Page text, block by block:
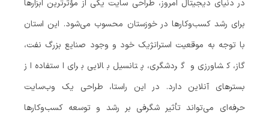
در دنیای دیجیتال امروز، طراحی سایت یکی از مؤثرترین ابزارها
برای رشد کسب‌وکارها در خوزستان محسوب می‌شود. این استان
با توجه به موقعیت استراتژیک خود و وجود صنایع بزرگ نفت،
گاز، کشاورزی و گردشگری، پتانسیل بالایی برای استفاده از
بسترهای آنلاین دارد. در این راستا، طراحی یک وب‌سایت
حرفه‌ای می‌تواند تأثیر شگرفی بر رشد و توسعه کسب‌وکارها